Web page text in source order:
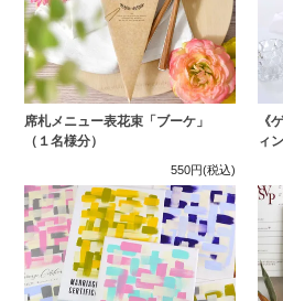
席札メニュー表花束「ブーケ」
（１名様分）
550円(税込)
《
ィ